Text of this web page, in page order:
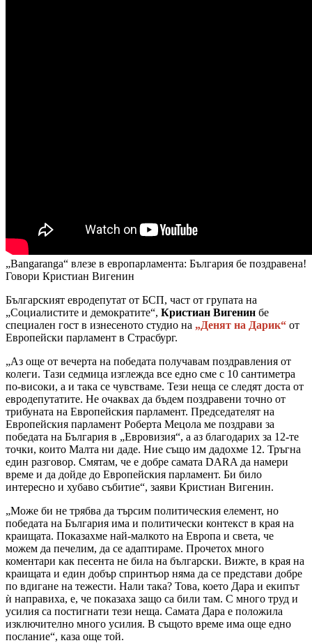
„Bangaranga“ влезе в европарламента: България бе поздравена!
Говори Кристиан Вигенин
Българският евродепутат от БСП, част от групата на
„Социалистите и демократите“, Кристиан Вигенин бе
специален гост в изнесеното студио на „Денят на Дарик“ от
Европейски парламент в Страсбург.
„Аз още от вечерта на победата получавам поздравления от
колеги. Тази седмица изглежда все едно сме с 10 сантиметра
по-високи, а и така се чувстваме. Тези неща се следят доста от
евродепутатите. Не очаквах да бъдем поздравени точно от
трибуната на Европейския парламент. Председателят на
Европейския парламент Роберта Мецола ме поздрави за
победата на България в „Евровизия“, а аз благодарих за 12-те
точки, които Малта ни даде. Ние също им дадохме 12. Тръгна
един разговор. Смятам, че е добре самата DARA да намери
време и да дойде до Европейския парламент. Би било
интересно и хубаво събитие“, заяви Кристиан Вигенин.
„Може би не трябва да търсим политическия елемент, но
победата на България има и политически контекст в края на
краищата. Показахме най-малкото на Европа и света, че
можем да печелим, да се адаптираме. Прочетох много
коментари как песента не била на български. Вижте, в края на
краищата и един добър спринтьор няма да се представи добре
по вдигане на тежести. Нали така? Това, което Дара и екипът
ѝ направиха, е, че показаха защо са били там. С много труд и
усилия са постигнати тези неща. Самата Дара е положила
изключително много усилия. В същото време има още едно
послание“, каза още той.